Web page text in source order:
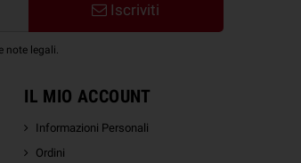
Iscriviti
note legali.
IL MIO ACCOUNT
Informazioni Personali
Ordini